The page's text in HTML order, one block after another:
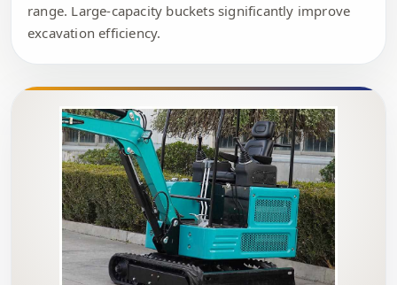
range. Large-capacity buckets significantly improve
excavation efficiency.